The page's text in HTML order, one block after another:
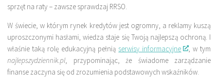
sprzęt na raty – zawsze sprawdzaj RRSO.
W świecie, w którym rynek kredytów jest ogromny, a reklamy kuszą
uproszczonymi hasłami, wiedza staje się Twoją najlepszą ochroną. I
właśnie taką rolę edukacyjną pełnią serwisy informacyjne
, w tym
najlepszydziennik.pl, przypominając, że świadome zarządzanie
finanse zaczyna się od zrozumienia podstawowych wskaźników.